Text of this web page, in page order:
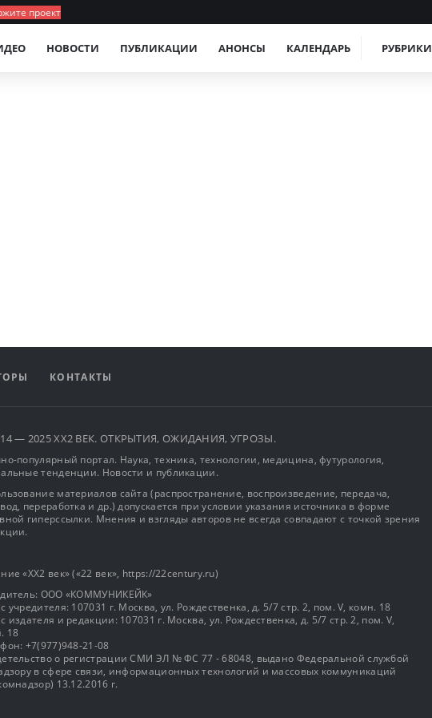
проект
НОВОСТИ ПУБЛИКАЦИИ АНОНСЫ КАЛЕНДАРЬ РУБРИКИ
КОНТАКТЫ
— 2025 XX2 ВЕК. ОТКРЫТИЯ, ОЖИДАНИЯ, УГРОЗЫ.
популярный портал. Наука, техника, технологии, медицина, футурология,
тенденции. Новости и публикации.
материалов сайта (распространение, воспроизведение, передача,
переработка и др.) допускается при условии указания источника в форме
гиперссылки. Мнения и взгляды авторов не всегда совпадают с точкой зрения
«XX2 век» («22 век», https://22century.ru)
OOO «КОММУНИКЕЙК»
учредителя: 107031 г. Москва, ул. Рождественка, д. 5/7 стр. 2, пом. V, комн. 18
издателя и редакции: 107031 г. Москва, ул. Рождественка, д. 5/7 стр. 2, пом. V,
18
+7(977)948-21-08
о регистрации СМИ ЭЛ № ФС 77 - 68048, выдано Федеральной службой
в сфере связи, информационных технологий и массовых коммуникаций
13.12.2016 г.